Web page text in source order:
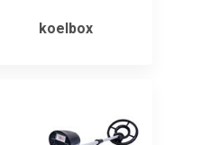
koelbox